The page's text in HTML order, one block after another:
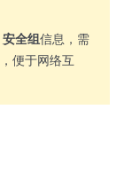
全组信息，需
便于网络互